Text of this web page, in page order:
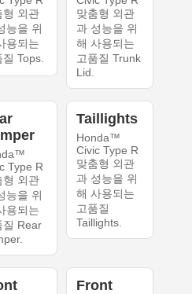
형 외관
능을 위
용되는
질 Tops.
맞춤형 외관
과 성능을 위
해 사용되는
고품질 Trunk
Lid.
Type R
형 외관
능을 위
용되는
질 Rear
Taillights
Honda™
Civic Type R
맞춤형 외관
과 성능을 위
해 사용되는
고품질
Taillights.
Front